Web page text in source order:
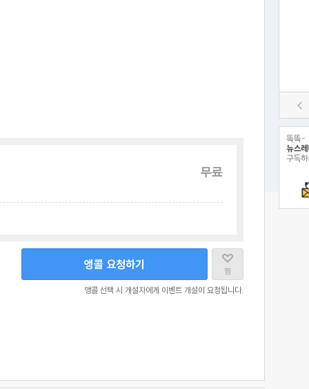
무료
찜
앵콜 요청하기
앵콜 선택 시 개설자에게 이벤트 개설이 요청됩니다.